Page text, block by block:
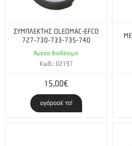
ΣΥΜΠΛΕΚΤΗΣ OLEOMAC-EFCO
727-730-733-735-740
Άμεσα διαθέσιμο
Κωδ.: 02197
15,00€
αγόρασέ το!